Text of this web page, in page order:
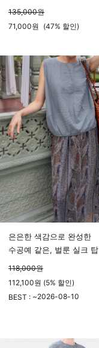
135,000원
71,000원 (47% 할인)
은은한 색감으로 완성한
수공예 같은, 벌룬 실크 탑
118,000원
112,100원 (5% 할인)
BEST : ~2026-08-10